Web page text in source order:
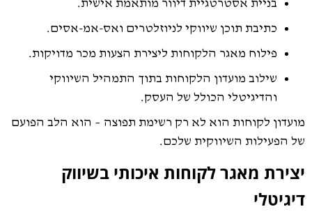
בניית אסטרטגיית דיוור מותאמת אישית.
כתיבת תוכן שיווקי לניוזלטרים ואס-אמ-אסים.
פילוח מאגר הלקוחות ליצירת הצעות מכר מדויקות.
שילוב מועדון הלקוחות בתוך התמהיל השיווקי
והדיגיטלי הכולל של העסק.
מועדון לקוחות הוא לא רק רשימת תפוצה – הוא הלב הפועם
של הפעילות השיווקית שלכם.
יצירת מאגר לקוחות איכותי בשיווק
דיגיטלי